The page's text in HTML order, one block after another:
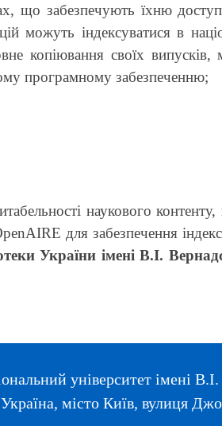
що забезпечують їхню
можуть індексуватися в
копіювання своїх випусків,
програмному забезпеченню;
наукового
для забезпечення
України імені В.І.
університет імені
Україна, місто Київ, вулиця